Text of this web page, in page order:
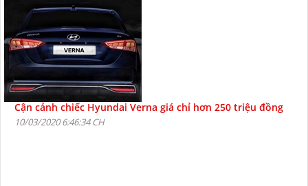
Cận cảnh chiếc Hyundai Verna giá chỉ hơn 250 triệu đồng
10/03/2020 6:46:34 CH